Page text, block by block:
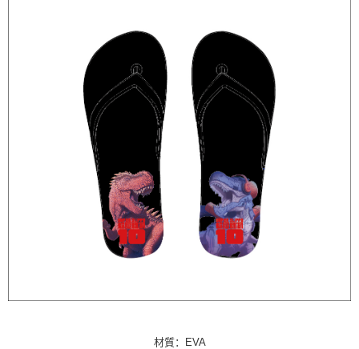
每笔NT$65，满NT$1,000(含以上)免运费
付款後全家取貨
每笔NT$65，满NT$1,000(含以上)免运费
每笔NT$65，满NT$1,000(含以上)免运费
每笔NT$65，满NT$1,000(含以上)免运费
每笔NT$85，满NT$1,000(含以上)免运费
材質：EVA